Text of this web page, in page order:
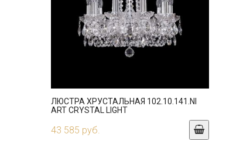
ЛЮСТРА ХРУСТАЛЬНАЯ 102.10.141.NI
ART CRYSTAL LIGHT
43 585 руб.